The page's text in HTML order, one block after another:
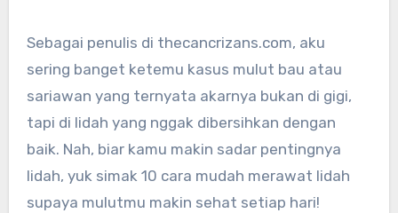
Sebagai penulis di thecancrizans.com, aku
sering banget ketemu kasus mulut bau atau
sariawan yang ternyata akarnya bukan di gigi,
tapi di lidah yang nggak dibersihkan dengan
baik. Nah, biar kamu makin sadar pentingnya
lidah, yuk simak 10 cara mudah merawat lidah
supaya mulutmu makin sehat setiap hari!